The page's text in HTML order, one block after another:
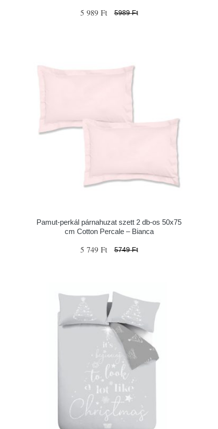
5 989 Ft 5989 Ft
Pamut-perkál párnahuzat szett 2 db-os 50x75
cm Cotton Percale – Bianca
5 749 Ft 5749 Ft